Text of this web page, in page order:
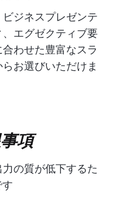
ジネスプレゼンテ
エグゼクティブ要
わせた豊富なスラ
お選びいただけま
項
の質が低下するた